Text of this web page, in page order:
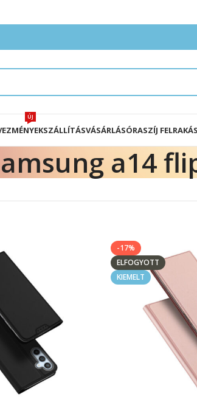
ÚJ
SZÁLLÍTÁSVÁSÁRLÁSÓRASZÍJ
a14
-17%
ELFOGYOTT
KIEMELT